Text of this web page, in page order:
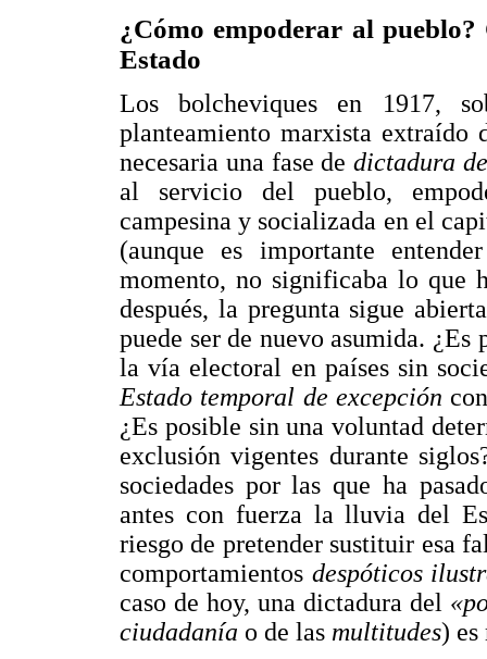
¿Cómo empoderar al
Estado
Los bolcheviques en 1917,
planteamiento marxista extraído
necesaria una fase dedictadura
al servicio del pueblo,
campesina y socializada en el
(aunque es importante
momento, no significaba lo que
después, la pregunta sigue
puede ser de nuevo asumida.
la vía electoral en países sin
Estado temporal de excepción
¿Es posible sin una voluntad
exclusión vigentes durante
sociedades por las que ha
antes con fuerza la lluvia del
riesgo de pretender sustituir esa
comportamientos despóticos
caso de hoy, una dictadura del
ciudadanía o de las multitudes) es